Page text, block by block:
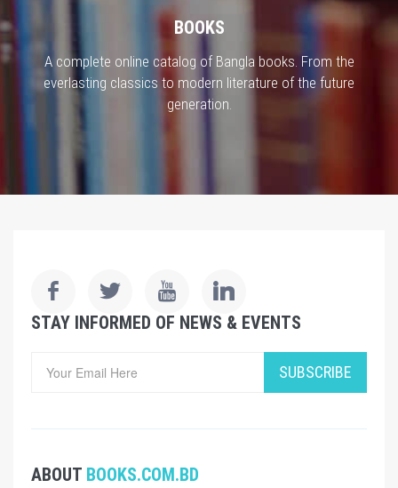
BOOKS
A complete online catalog of Bangla books. From the
everlasting classics to modern literature of the future
generation.
STAY INFORMED OF NEWS & EVENTS
SUBSCRIBE
ABOUT BOOKS.COM.BD